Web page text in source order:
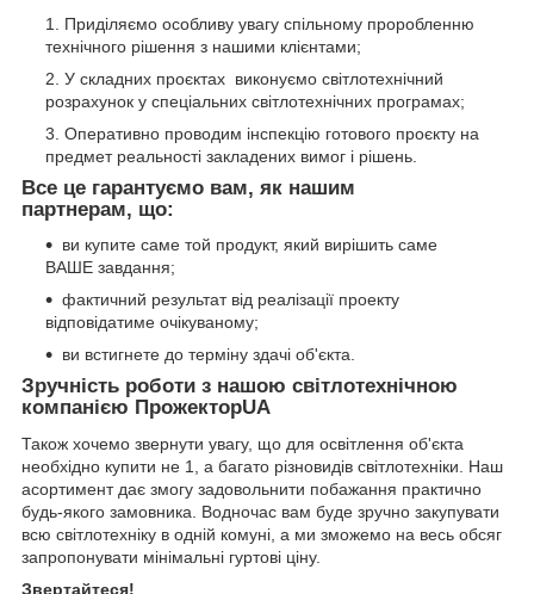
Приділяємо особливу увагу спільному проробленню
технічного рішення з нашими клієнтами;
У складних проєктах виконуємо світлотехнічний
розрахунок у спеціальних світлотехнічних програмах;
Оперативно проводим інспекцію готового проєкту на
предмет реальності закладених вимог і рішень.
Все це гарантуємо вам, як нашим
партнерам, що:
ви купите саме той продукт, який вирішить саме
ВАШЕ завдання;
фактичний результат від реалізації проекту
відповідатиме очікуваному;
ви встигнете до терміну здачі об'єкта.
Зручність роботи з нашою світлотехнічною
компанією ПрожекторUA
Також хочемо звернути увагу, що для освітлення об'єкта
необхідно купити не 1, а багато різновидів світлотехніки. Наш
асортимент дає змогу задовольнити побажання практично
будь-якого замовника. Водночас вам буде зручно закупувати
всю світлотехніку в одній комуні, а ми зможемо на весь обсяг
запропонувати мінімальні гуртові ціну.
Звертайтеся!